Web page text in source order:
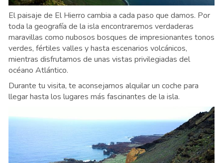
El paisaje de El Hierro cambia a cada paso que damos. Por
toda la geografía de la isla encontraremos verdaderas
maravillas como nubosos bosques de impresionantes tonos
verdes, fértiles valles y hasta escenarios volcánicos,
mientras disfrutamos de unas vistas privilegiadas del
océano Atlántico.
Durante tu visita, te aconsejamos alquilar un coche para
llegar hasta los lugares más fascinantes de la isla.